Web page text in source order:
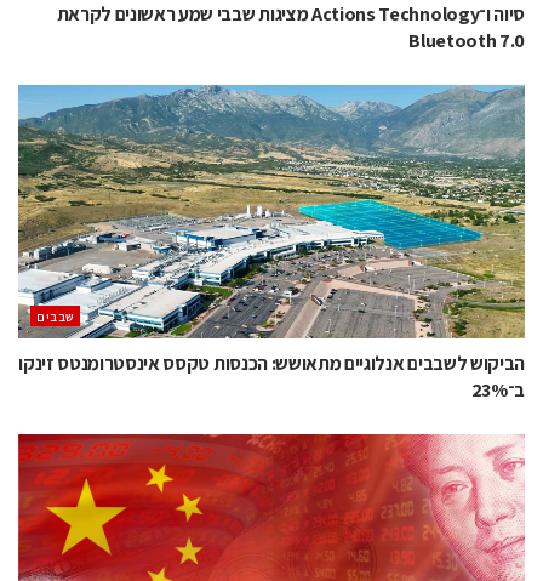
סיוה ו־Actions Technology מציגות שבבי שמע ראשונים לקראת
Bluetooth 7.0
‫שבבים‬
הביקוש לשבבים אנלוגיים מתאושש: הכנסות טקסס אינסטרומנטס זינקו
ב־23%